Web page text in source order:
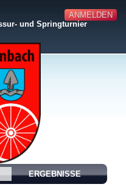
ANMELDEN
und Springturnier
ERGEBNISSE